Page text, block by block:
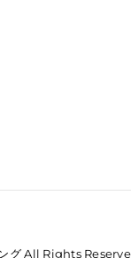
グ All Rights